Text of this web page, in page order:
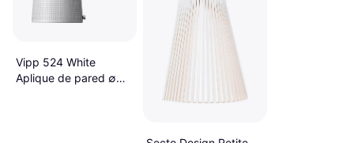
Vipp 524 White
Aplique de pared ∅